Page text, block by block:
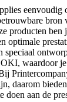
eenvoudig
bron
producten ben
optimale
speciaal
waardoor
daarom
doen aan de